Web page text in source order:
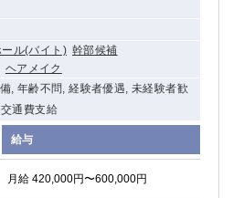
ール(バイト) 幹部候補
ヘアメイク
, 年齢不問, 経験者優遇, 未経験者歓
通費支給
給与
月給 420,000円〜600,000円